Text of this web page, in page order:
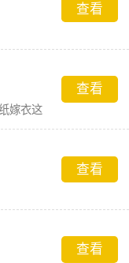
查看
嫁衣这
查看
查看
查看